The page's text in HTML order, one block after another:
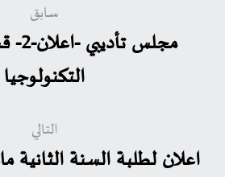
سابق
مجلس
التكنولوجيا
التالي
اعلان لطلبة السنة الثانية